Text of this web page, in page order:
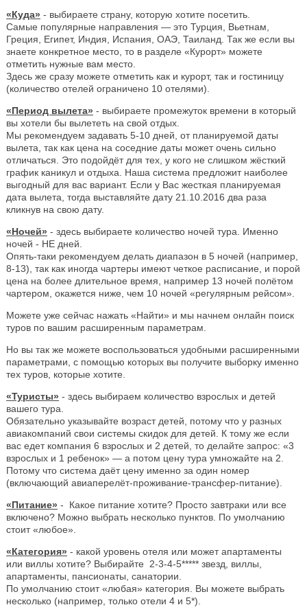
«Куда» - выбираете страну, которую хотите посетить.
Самые популярные направления — это Турция, Вьетнам,
Греция, Египет, Индия, Испания, ОАЭ, Таиланд. Так же если вы
знаете конкретное место, то в разделе «Курорт» можете
отметить нужные вам место.
Здесь же сразу можете отметить как и курорт, так и гостиницу
(количество отелей ограничено 10 отелями).
«Период вылета» - выбираете промежуток времени в который
вы хотели бы вылететь на свой отдых.
Мы рекомендуем задавать 5-10 дней, от планируемой даты
вылета, так как цена на соседние даты может очень сильно
отличаться. Это подойдёт для тех, у кого не слишком жёсткий
график каникул и отдыха. Наша система предложит наиболее
выгодный для вас вариант. Если у Вас жесткая планируемая
дата вылета, тогда выставляйте дату 21.10.2016 два раза
кликнув на свою дату.
«Ночей» - здесь выбираете количество ночей тура. Именно
ночей - НЕ дней.
Опять-таки рекомендуем делать диапазон в 5 ночей (например,
8-13), так как иногда чартеры имеют четкое расписание, и порой
цена на более длительное время, например 13 ночей полётом
чартером, окажется ниже, чем 10 ночей «регулярным рейсом».
Можете уже сейчас нажать «Найти» и мы начнем онлайн поиск
туров по вашим расширенным параметрам.
Но вы так же можете воспользоваться удобными расширенными
параметрами, с помощью которых вы получите выборку именно
тех туров, которые хотите.
«Туристы» - здесь выбираем количество взрослых и детей
вашего тура.
Обязательно указывайте возраст детей, потому что у разных
авиакомпаний свои системы скидок для детей. К тому же если
вас едет компания 6 взрослых и 2 детей, то делайте запрос: «3
взрослых и 1 ребенок» — а потом цену тура умножайте на 2.
Потому что система даёт цену именно за один номер
(включающий авиаперелёт-проживание-трансфер-питание).
«Питание» - Какое питание хотите? Просто завтраки или все
включено? Можно выбрать несколько пунктов. По умолчанию
стоит «любое».
«Категория» - какой уровень отеля или может апартаменты
или виллы хотите? Выбирайте 2-3-4-5***** звезд, виллы,
апартаменты, пансионаты, санатории.
По умолчанию стоит «любая» категория. Вы можете выбрать
несколько (например, только отели 4 и 5*).